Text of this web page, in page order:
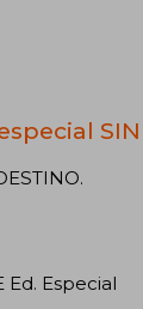
Ed. Especial